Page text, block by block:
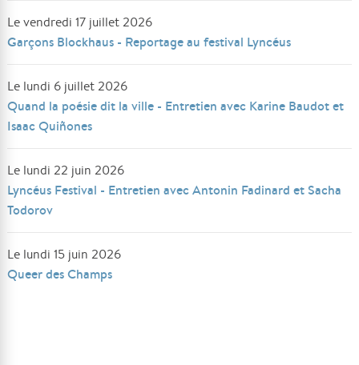
Le vendredi 17 juillet 2026
Garçons Blockhaus - Reportage au festival Lyncéus
Le lundi 6 juillet 2026
Quand la poésie dit la ville - Entretien avec Karine Baudot et
Isaac Quiñones
Le lundi 22 juin 2026
Lyncéus Festival - Entretien avec Antonin Fadinard et Sacha
Todorov
Le lundi 15 juin 2026
Queer des Champs